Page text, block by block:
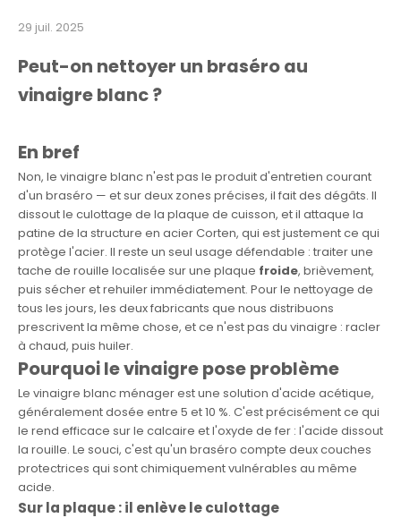
29 juil. 2025
Peut-on nettoyer un braséro au
vinaigre blanc ?
En bref
Non, le vinaigre blanc n'est pas le produit d'entretien courant
d'un braséro — et sur deux zones précises, il fait des dégâts. Il
dissout le culottage de la plaque de cuisson, et il attaque la
patine de la structure en acier Corten, qui est justement ce qui
protège l'acier. Il reste un seul usage défendable : traiter une
tache de rouille localisée sur une plaque froide, brièvement,
puis sécher et rehuiler immédiatement. Pour le nettoyage de
tous les jours, les deux fabricants que nous distribuons
prescrivent la même chose, et ce n'est pas du vinaigre : racler
à chaud, puis huiler.
Pourquoi le vinaigre pose problème
Le vinaigre blanc ménager est une solution d'acide acétique,
généralement dosée entre 5 et 10 %. C'est précisément ce qui
le rend efficace sur le calcaire et l'oxyde de fer : l'acide dissout
la rouille. Le souci, c'est qu'un braséro compte deux couches
protectrices qui sont chimiquement vulnérables au même
acide.
Sur la plaque : il enlève le culottage